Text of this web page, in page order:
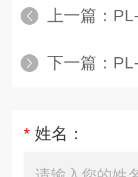
上一篇：
下一篇：
* 姓名：